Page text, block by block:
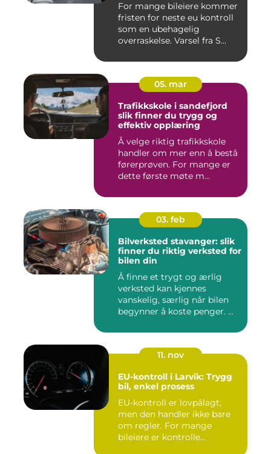
For mange bileiere kommer
fristen for neste eu kontroll
som en ubehagelig
overraskelse. Varsel fra S...
05. mar
Trafikkskole i sandefjord
slik finner du trygg og
effektiv opplæring
Å velge riktig trafikkskole
handler om mer enn å bestå
førerprøven. For mange er
dette første møte m...
03. feb
Bilverksted stavanger: slik
finner du riktig verksted for
bilen din
Å finne et trygt og ærlig
verksted kan kjennes
vanskelig, særlig når bilen
begynner å koste penger. ...
11. nov
EU-kontroll i Larvik: Trygg
bil, enkel prosess
EU-kontroll er lovpålagt,
men den handler ikke bare
om regler. For mange
bileiere er kontrolle...